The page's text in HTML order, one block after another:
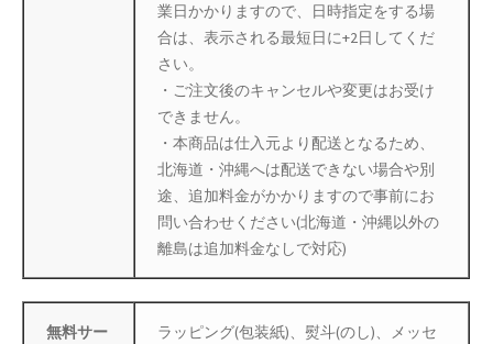
返金および返品ポリシー
業日かかりますので、日時指定をする場
合は、表示される最短日に+2日してくだ
さい。
・ご注文後のキャンセルや変更はお受け
できません。
・本商品は仕入元より配送となるため、
北海道・沖縄へは配送できない場合や別
途、追加料金がかかりますので事前にお
問い合わせください(北海道・沖縄以外の
離島は追加料金なしで対応)
無料サー
ラッピング(包装紙)、熨斗(のし)、メッセ